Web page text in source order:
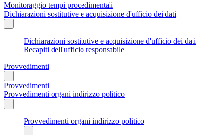
Monitoraggio tempi procedimentali
Dichiarazioni sostitutive e acquisizione d'ufficio dei dati
Dichiarazioni sostitutive e acquisizione d'ufficio dei dati
Recapiti dell'ufficio responsabile
Provvedimenti
Provvedimenti
Provvedimenti organi indirizzo politico
Provvedimenti organi indirizzo politico